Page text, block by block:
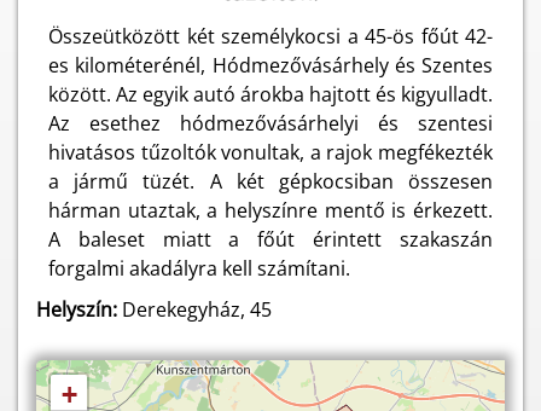
Összeütközött két személykocsi a 45-ös főút 42-
es kilométerénél, Hódmezővásárhely és Szentes
között. Az egyik autó árokba hajtott és kigyulladt.
Az esethez hódmezővásárhelyi és szentesi
hivatásos tűzoltók vonultak, a rajok megfékezték
a jármű tüzét. A két gépkocsiban összesen
hárman utaztak, a helyszínre mentő is érkezett.
A baleset miatt a főút érintett szakaszán
forgalmi akadályra kell számítani.
Helyszín: Derekegyház, 45
+